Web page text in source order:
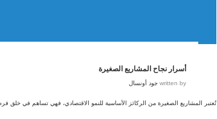
أسرار نجاح المشاريع الصغيرة
written by جود أونسال
تُعتبر المشاريع الصغيرة من الركائز الأساسية للنمو الاقتصادي، فهي تساهم في